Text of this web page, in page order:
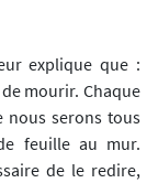
explique que :
mourir. Chaque
nous serons tous
feuille au mur.
de le redire,